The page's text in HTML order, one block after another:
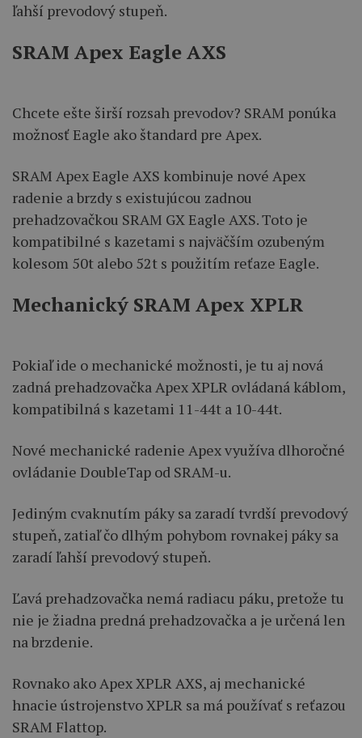
ľahší prevodový stupeň.
SRAM Apex Eagle AXS
Chcete ešte širší rozsah prevodov? SRAM ponúka
možnosť Eagle ako štandard pre Apex.
SRAM Apex Eagle AXS kombinuje nové Apex
radenie a brzdy s existujúcou zadnou
prehadzovačkou SRAM GX Eagle AXS. Toto je
kompatibilné s kazetami s najväčším ozubeným
kolesom 50t alebo 52t s použitím reťaze Eagle.
Mechanický SRAM Apex XPLR
Pokiaľ ide o mechanické možnosti, je tu aj nová
zadná prehadzovačka Apex XPLR ovládaná káblom,
kompatibilná s kazetami 11-44t a 10-44t.
Nové mechanické radenie Apex využíva dlhoročné
ovládanie DoubleTap od SRAM-u.
Jediným cvaknutím páky sa zaradí tvrdší prevodový
stupeň, zatiaľ čo dlhým pohybom rovnakej páky sa
zaradí ľahší prevodový stupeň.
Ľavá prehadzovačka nemá radiacu páku, pretože tu
nie je žiadna predná prehadzovačka a je určená len
na brzdenie.
Rovnako ako Apex XPLR AXS, aj mechanické
hnacie ústrojenstvo XPLR sa má používať s reťazou
SRAM Flattop.